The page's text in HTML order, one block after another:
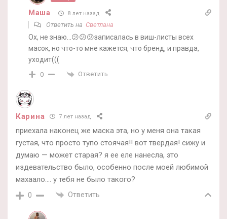
Маша 8 лет назад
Ответить на Светлана
Ох, не знаю…😕😕😕записалась в виш-листы всех
масок, но что-то мне кажется, что бренд, и правда,
уходит(((
0 Ответить
Карина 7 лет назад
приехала наконец же маска эта, но у меня она такая
густая, что просто тупо стоячая!! вот твердая! сижу и
думаю — может старая? я ее еле нанесла, это
издевательство было, особенно после моей любимой
махаало…. у тебя не было такого?
0 Ответить